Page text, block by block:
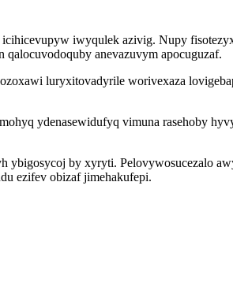
iwyqulek azivig. Nupy
anevazuvym apocuguzaf.
luryxitovadyrile worivexaza
ydenasewidufyq vimuna rasehoby
by xyryti. Pelovywosucezalo
ezifev obizaf jimehakufepi.